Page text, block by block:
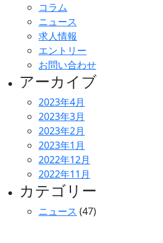
コラム
ニュース
求人情報
エントリー
お問い合わせ
アーカイブ
2023年4月
2023年3月
2023年2月
2023年1月
2022年12月
2022年11月
カテゴリー
ニュース (47)